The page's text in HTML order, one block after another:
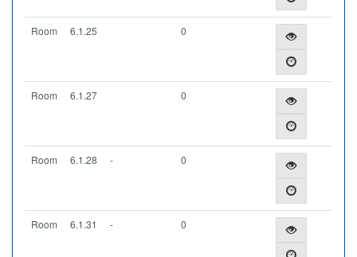
Room 6.1.25 0
Room 6.1.27 0
Room 6.1.28 - 0
Room 6.1.31 - 0